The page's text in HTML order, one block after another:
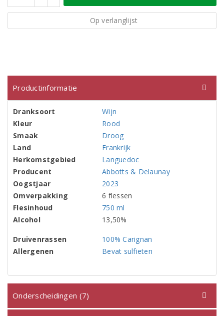
Op verlanglijst
Productinformatie
Dranksoort
Wijn
Kleur
Rood
Smaak
Droog
Land
Frankrijk
Herkomstgebied
Languedoc
Producent
Abbotts & Delaunay
Oogstjaar
2023
Omverpakking
6 flessen
Flesinhoud
750 ml
Alcohol
13,50%
Druivenrassen
100% Carignan
Allergenen
Bevat sulfieten
Onderscheidingen (7)